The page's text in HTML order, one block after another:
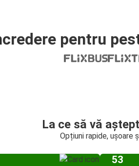
pentru
La ce să vă
Opțiuni rapide, ușoare
53